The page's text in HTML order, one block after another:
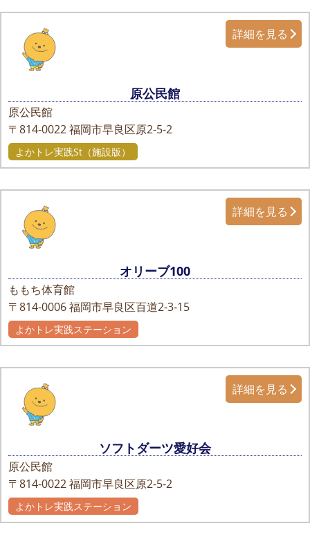
原公民館
原公民館
〒814-0022福岡市早良区原2-5-2
詳細を見る
よかトレ実践St（施設版）
オリーブ100
ももち体育館
〒814-0006福岡市早良区百道2-3-15
詳細を見る
よかトレ実践ステーション
ソフトダーツ愛好会
原公民館
〒814-0022福岡市早良区原2-5-2
詳細を見る
よかトレ実践ステーション